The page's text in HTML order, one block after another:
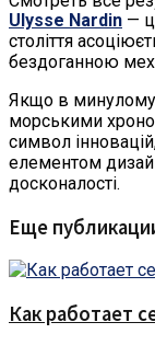
Ulysse Nardin —
століття
бездоганною
Якщо в минулому
морськими
символ
елементом
досконалості.
Еще
Как работает